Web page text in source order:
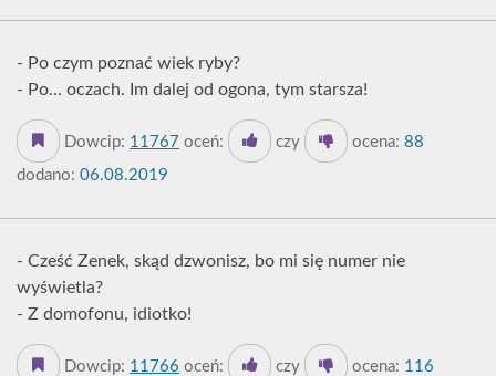
- Po czym poznać wiek ryby?
- Po... oczach. Im dalej od ogona, tym starsza!
Dowcip: 11767 oceń: czy ocena: 88
dodano: 06.08.2019
- Cześć Zenek, skąd dzwonisz, bo mi się numer nie
wyświetla?
- Z domofonu, idiotko!
Dowcip: 11766 oceń: czy ocena: 116